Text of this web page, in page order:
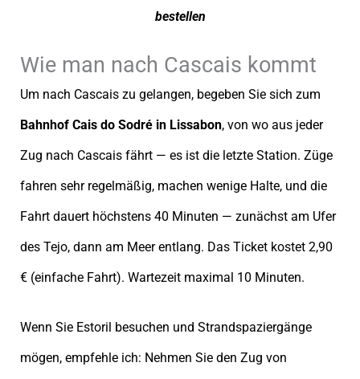
bestellen
Wie man nach Cascais kommt
Um nach Cascais zu gelangen, begeben Sie sich zum
Bahnhof Cais do Sodré in Lissabon, von wo aus jeder
Zug nach Cascais fährt — es ist die letzte Station. Züge
fahren sehr regelmäßig, machen wenige Halte, und die
Fahrt dauert höchstens 40 Minuten — zunächst am Ufer
des Tejo, dann am Meer entlang. Das Ticket kostet 2,90
€ (einfache Fahrt). Wartezeit maximal 10 Minuten.
Wenn Sie Estoril besuchen und Strandspaziergänge
mögen, empfehle ich: Nehmen Sie den Zug von